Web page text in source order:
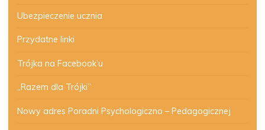
Ubezpieczenie ucznia
Przydatne linki
Trójka na Facebook’u
„Razem dla Trójki”
Nowy adres Poradni Psychologiczno – Pedagogicznej